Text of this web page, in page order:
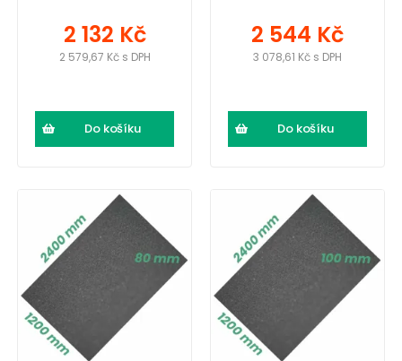
2 132 Kč
2 579,67 Kč s DPH
Do košíku
2 544 Kč
3 078,61 Kč s DPH
Do košíku